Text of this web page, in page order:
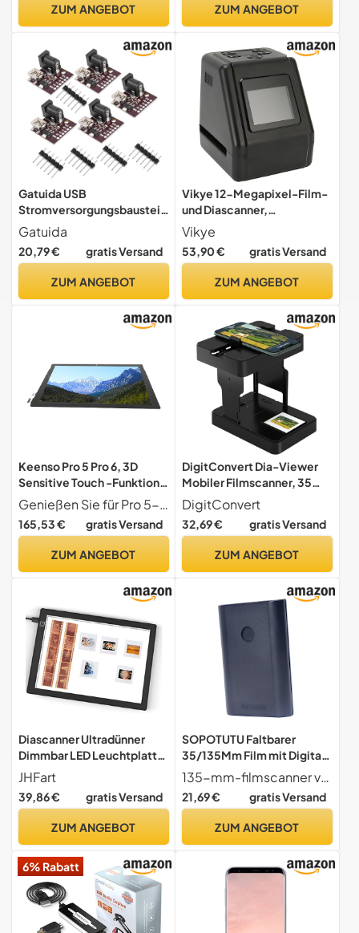
ZUM ANGEBOT ZUM ANGEBOT
Gatuida USB
Stromversorgungsbaustein
5v Eingang 3,3v und 5v
Ausgang 5 Stück
Ladeanschlussbaustein
Power Baustein für
Selbstgemachte Projekte
Gatuida
20,79 € gratis Versand
ZUM ANGEBOT
Vikye 12-Megapixel-Film-
und Diascanner,
Digitalisierer für
Negativfilme und Dias mit
2-Zoll-IPS-HD-LCD-
von 135, 126, 110 Diafilmen
Vikye
53,90 € gratis Versand
ZUM ANGEBOT
Keenso Pro 5 Pro 6, 3D
Sensitive Touch -Funktion,
Elektronisches Gerät
Ideales Organisches Licht
Spread Diode 12,3 -Zoll
Genießen Sie für Pro 5- und Pro 6 -Modelle eine klarere und farbenfrohere Ausstellungswelt mit diesem 12,3 -Zoll -Bildschirmersatz.
165,53 € gratis Versand
ZUM ANGEBOT
DigitConvert Dia-Viewer
Mobiler Filmscanner, 35
mm, Diascanner wandelt 35
mm Dias und Negative mit
Ihrem Smartphone in
DigitConvert
32,69 € gratis Versand
ZUM ANGEBOT
Diascanner Ultradünner
Dimmbar LED Leuchtplatte
- 5600K - 30 x 21
Zentimeter -
Hintergrundbeleuchtung
Dia und Negativ in digitales
JHFart
39,86 € gratis Versand
ZUM ANGEBOT
SOPOTUTU Faltbarer
35/135Mm Film mit Digital
Tragbar Einfach zu
Bedienen für Kompatibel
mit Alten Filmnegativen
135-mm-filmscanner verwenden sie die kostenlose anwendung aufnehmen, zuschneiden, drehen und filtern; passen sie farbe und an; sie in sozialen medien, filmscanner
21,69 € gratis Versand
ZUM ANGEBOT
6% Rabatt